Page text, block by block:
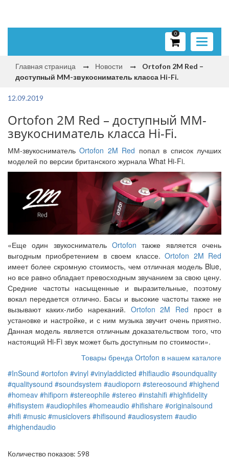
Toggle
0
Главная страница Новости
Ortofon 2M Red –
доступный MM-звукосниматель класса Hi-Fi.
12.09.2019
Ortofon 2M Red – доступный MM-
звукосниматель класса Hi-Fi.
ММ-звукоснимательOrtofon 2M Red попал в список лучших
моделей по версии британского журнала What Hi-Fi.
«Еще один звукосниматель Ortofon также является очень
выгодным приобретением в своем классе.Ortofon 2M Red
имеет более скромную стоимость, чем отличная модель Blue,
но все равно обладает превосходным звучанием за свою цену.
Средние частоты насыщенные и выразительные, поэтому
вокал передается отлично. Басы и высокие частоты также не
вызывают каких-либо нареканий. Ortofon 2M Red прост в
установке и настройке, и с ним музыка звучит очень приятно.
Данная модель является отличным доказательством того, что
настоящий Hi-Fi звук может быть доступным по стоимости».
Товары бренда Ortofon в нашем каталоге
#InSound #ortofon #vinyl #vinyladdicted #hifiaudio #soundquality
#qualitysound #soundsystem #audioporn #stereosound #highend
#homeav #hifiporn #stereophile #stereo #instahifi #highfidelity
#hifisystem #audiophiles #homeaudio #hifishare #originalsound
#hifi #music #musiclovers #hifisound #audiosystem #audio
#highendaudio
Количество показов: 598